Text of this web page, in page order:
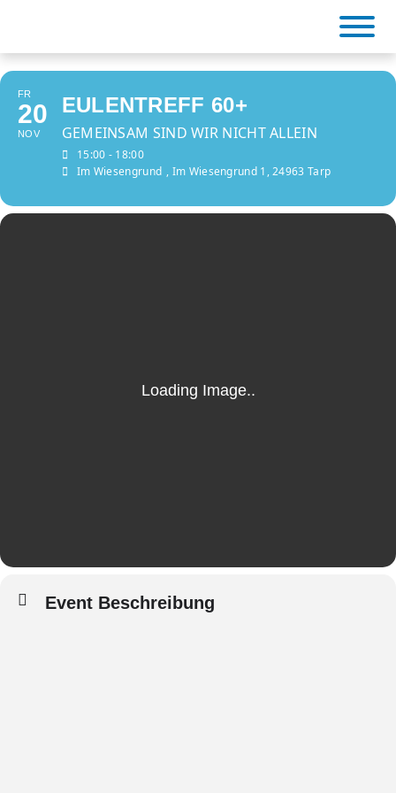
content
BiCa Tarp
FR
20
NOV
EULENTREFF 60+
GEMEINSAM SIND WIR NICHT ALLEIN
15:00 - 18:00
Im Wiesengrund , Im Wiesengrund 1, 24963 Tarp
Event Beschreibung